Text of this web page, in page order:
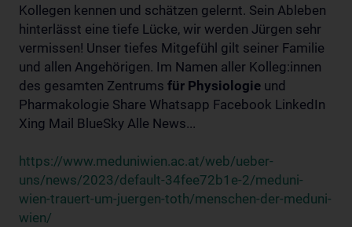
Kollegen kennen und schätzen gelernt. Sein Ableben
hinterlässt eine tiefe Lücke, wir werden Jürgen sehr
vermissen! Unser tiefes Mitgefühl gilt seiner Familie
und allen Angehörigen. Im Namen aller Kolleg:innen
des gesamten Zentrums für Physiologie und
Pharmakologie Share Whatsapp Facebook LinkedIn
Xing Mail BlueSky Alle News...
https://www.meduniwien.ac.at/web/ueber-
uns/news/2023/default-34fee72b1e-2/meduni-
wien-trauert-um-juergen-toth/menschen-der-meduni-
wien/